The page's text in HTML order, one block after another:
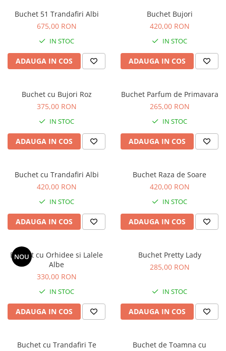
Buchet 51 Trandafiri Albi
675,00 RON
IN STOC
ADAUGA IN COS
Buchet Bujori
420,00 RON
IN STOC
ADAUGA IN COS
Buchet cu Bujori Roz
375,00 RON
IN STOC
ADAUGA IN COS
Buchet Parfum de Primavara
265,00 RON
IN STOC
ADAUGA IN COS
Buchet cu Trandafiri Albi
420,00 RON
IN STOC
ADAUGA IN COS
Buchet Raza de Soare
420,00 RON
IN STOC
ADAUGA IN COS
NOU
Buchet cu Orhidee si Lalele
Albe
330,00 RON
IN STOC
ADAUGA IN COS
Buchet Pretty Lady
285,00 RON
IN STOC
ADAUGA IN COS
Buchet cu Trandafiri Te
Buchet de Toamna cu